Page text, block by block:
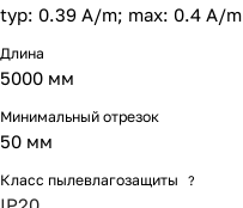
typ: 0.39 A/m; max: 0.4 A/m
Длина
5000 мм
Минимальный отрезок
50 мм
Класс пылевлагозащиты ?